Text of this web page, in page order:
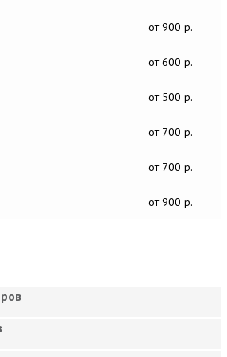
от 900 р.
от 600 р.
от 500 р.
от 700 р.
от 700 р.
от 900 р.